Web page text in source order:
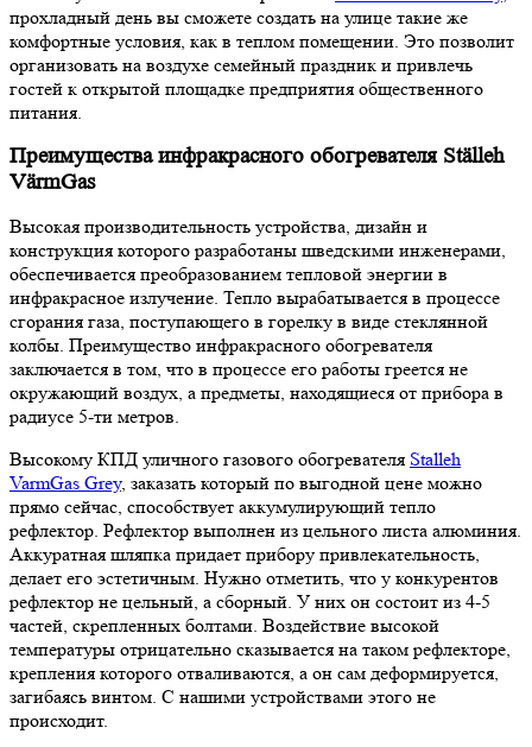
прохладный день вы сможете создать на улице такие же
комфортные условия, как в теплом помещении. Это позволит
организовать на воздухе семейный праздник и привлечь
гостей к открытой площадке предприятия общественного
питания.
Преимущества инфракрасного обогревателя Ställeh
VärmGas
Высокая производительность устройства, дизайн и
конструкция которого разработаны шведскими инженерами,
обеспечивается преобразованием тепловой энергии в
инфракрасное излучение. Тепло вырабатывается в процессе
сгорания газа, поступающего в горелку в виде стеклянной
колбы. Преимущество инфракрасного обогревателя
заключается в том, что в процессе его работы греется не
окружающий воздух, а предметы, находящиеся от прибора в
радиусе 5-ти метров.
Высокому КПД уличного газового обогревателя Stalleh
VarmGas Grey, заказать который по выгодной цене можно
прямо сейчас, способствует аккумулирующий тепло
рефлектор. Рефлектор выполнен из цельного листа алюминия.
Аккуратная шляпка придает прибору привлекательность,
делает его эстетичным. Нужно отметить, что у конкурентов
рефлектор не цельный, а сборный. У них он состоит из 4-5
частей, скрепленных болтами. Воздействие высокой
температуры отрицательно сказывается на таком рефлекторе,
крепления которого отваливаются, а он сам деформируется,
загибаясь винтом. С нашими устройствами этого не
происходит.